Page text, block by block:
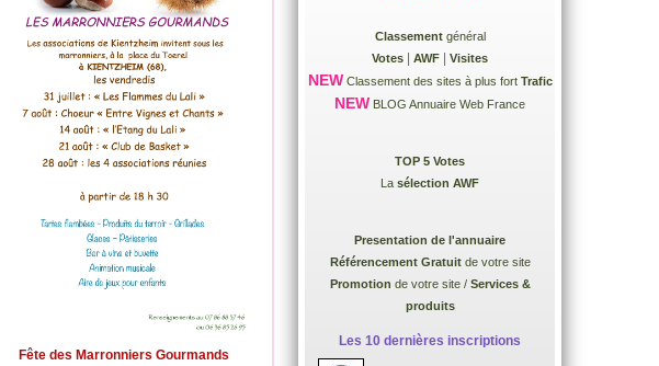
Fête des Marronniers Gourmands
Classementgénéral
Votes
AWF Visites
NEWClassement des sites à plus fort Trafic
NEW BLOG Annuaire Web France
TOP 5 Votes
La sélection AWF
Presentation de l'annuaire
Référencement Gratuitde votre site
Promotion de votre site / Services &
produits
Les 10 dernières inscriptions